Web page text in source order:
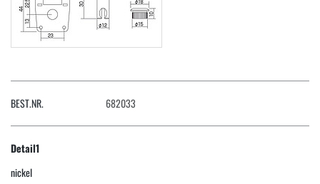
BEST.NR. 682033
Detail1
nickel